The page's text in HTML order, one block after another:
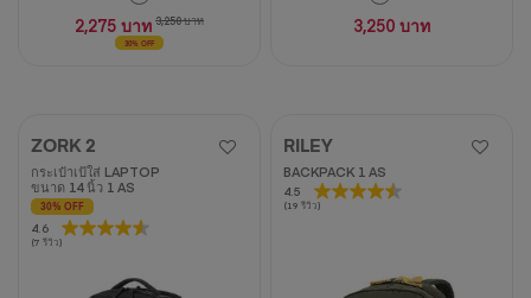
2,275 บาท 3,250 บาท
30% OFF
3,250 บาท
ZORK 2
กระเป๋าเป้ใส่ LAPTOP
ขนาด 14 นิ้ว 1 AS
30% OFF
4.6
(7 รีวิว)
4.6
จาก
RILEY
BACKPACK 1 AS
4.5
(19 รีวิว)
4.5
จาก